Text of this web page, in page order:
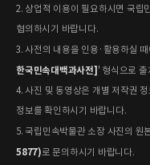
2. 상업적 이용이 필요하시면 국립
협의하시기 바랍니다.
3. 사전의 내용을 인용·활용하실
한국민속대백과사전] ' 형식으로
4. 사진 및 동영상은 개별 저작권
정보를 확인하시기 바랍니다.
5. 국립민속박물관 소장 사진의 원
5877) 로 문의하시기 바랍니다.